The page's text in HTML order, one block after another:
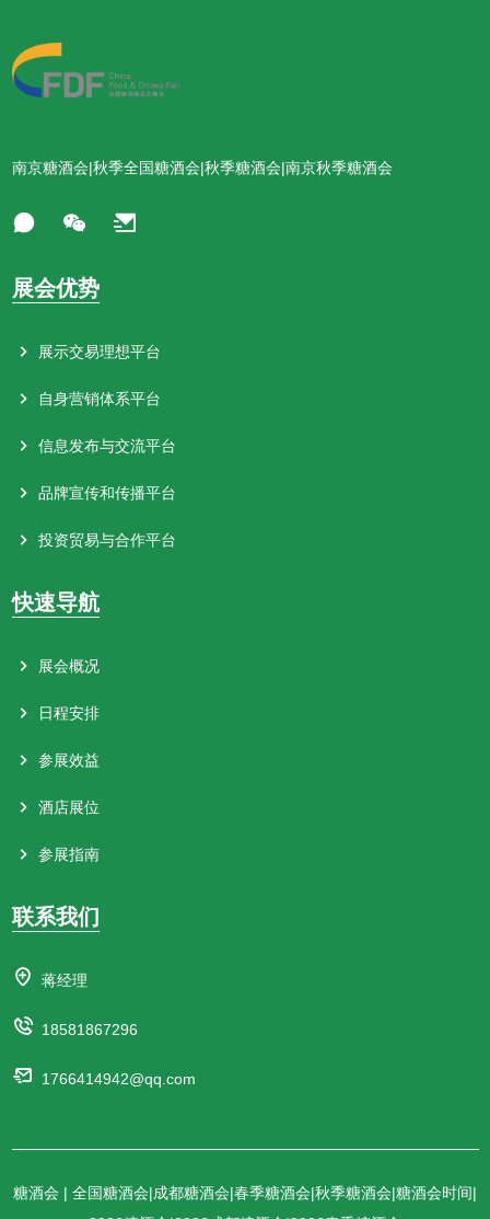
南京糖酒会|秋季全国糖酒会|秋季糖酒会|南京秋季糖酒会
展会优势
展示交易理想平台
自身营销体系平台
信息发布与交流平台
品牌宣传和传播平台
投资贸易与合作平台
快速导航
展会概况
日程安排
参展效益
酒店展位
参展指南
联系我们
蒋经理
18581867296
1766414942@qq.com
糖酒会 | 全国糖酒会|成都糖酒会|春季糖酒会|秋季糖酒会|糖酒会时间|